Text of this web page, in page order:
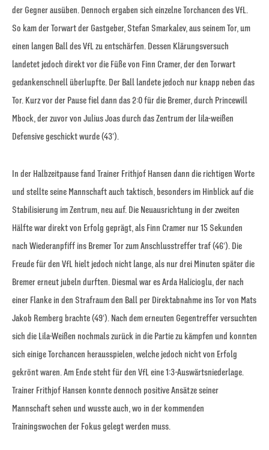
der Gegner ausüben. Dennoch ergaben sich einzelne Torchancen des VfL.
So kam der Torwart der Gastgeber, Stefan Smarkalev, aus seinem Tor, um
einen langen Ball des VfL zu entschärfen. Dessen Klärungsversuch
landetet jedoch direkt vor die Füße von Finn Cramer, der den Torwart
gedankenschnell überlupfte. Der Ball landete jedoch nur knapp neben das
Tor. Kurz vor der Pause fiel dann das 2:0 für die Bremer, durch Princewill
Mbock, der zuvor von Julius Joas durch das Zentrum der lila-weißen
Defensive geschickt wurde (43‘).
In der Halbzeitpause fand Trainer Frithjof Hansen dann die richtigen Worte
und stellte seine Mannschaft auch taktisch, besonders im Hinblick auf die
Stabilisierung im Zentrum, neu auf. Die Neuausrichtung in der zweiten
Hälfte war direkt von Erfolg geprägt, als Finn Cramer nur 15 Sekunden
nach Wiederanpfiff ins Bremer Tor zum Anschlusstreffer traf (46‘). Die
Freude für den VfL hielt jedoch nicht lange, als nur drei Minuten später die
Bremer erneut jubeln durften. Diesmal war es Arda Halicioglu, der nach
einer Flanke in den Strafraum den Ball per Direktabnahme ins Tor von Mats
Jakob Remberg brachte (49‘). Nach dem erneuten Gegentreffer versuchten
sich die Lila-Weißen nochmals zurück in die Partie zu kämpfen und konnten
sich einige Torchancen herausspielen, welche jedoch nicht von Erfolg
gekrönt waren. Am Ende steht für den VfL eine 1:3-Auswärtsniederlage.
Trainer Frithjof Hansen konnte dennoch positive Ansätze seiner
Mannschaft sehen und wusste auch, wo in der kommenden
Trainingswochen der Fokus gelegt werden muss.